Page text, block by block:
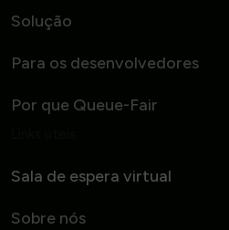
Solução
Para os desenvolvedores
Por que Queue-Fair
Sala de espera virtual
Sobre nós